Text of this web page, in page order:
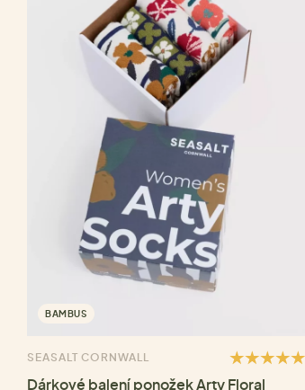
BAMBUS
SEASALT CORNWALL
Dárkové balení ponožek Arty Floral